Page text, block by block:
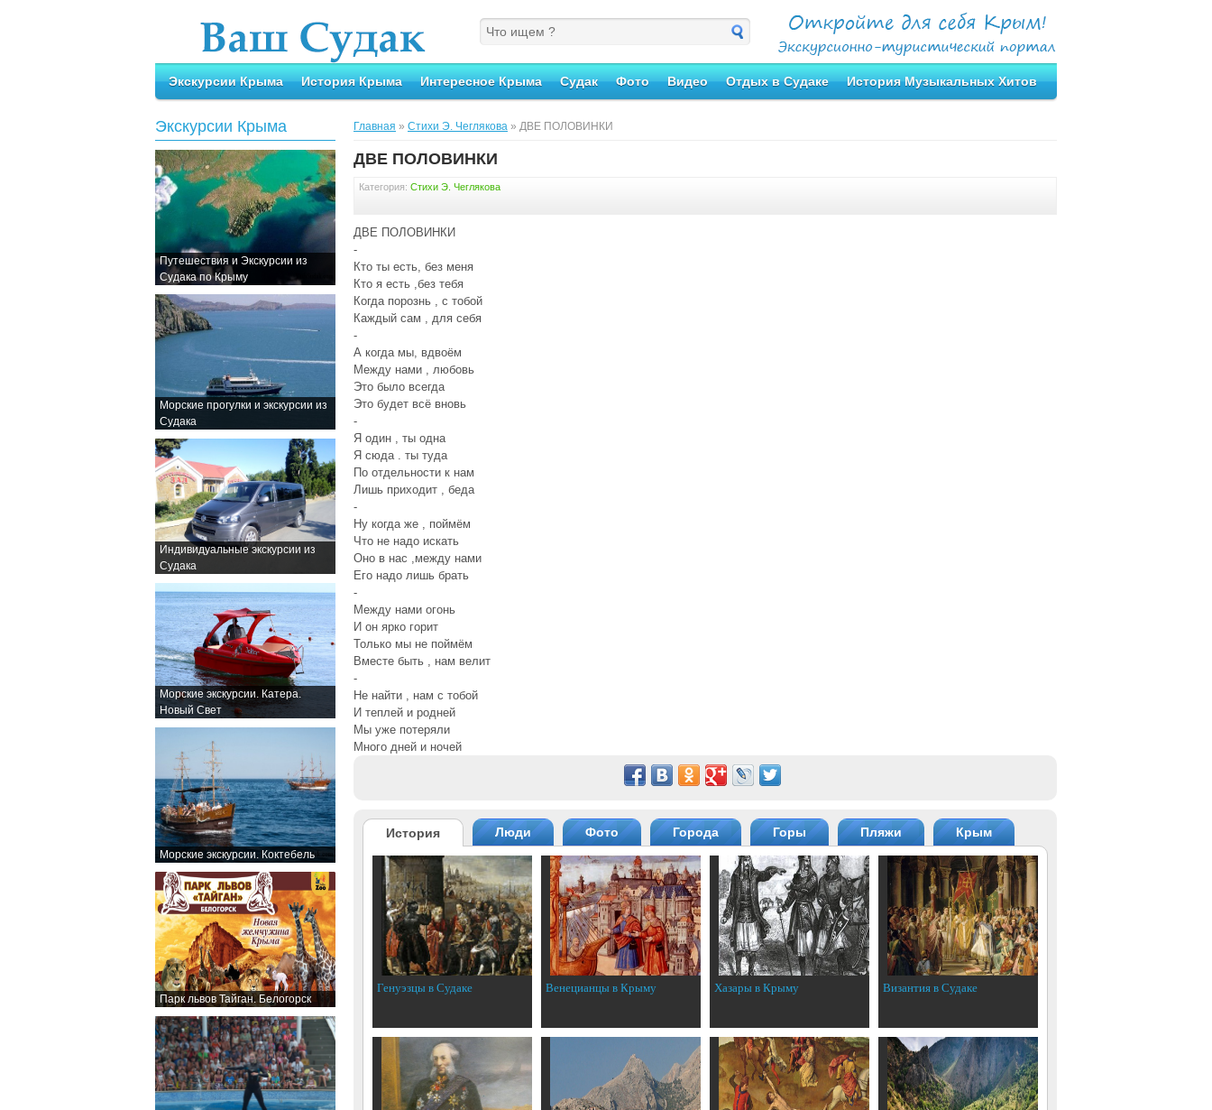
Экскурсии Крыма История Крыма Интересное Крыма Судак Фото Видео Отдых в Судаке История Музыкальных Хитов
Экскурсии Крыма
Путешествия и Экскурсии из
Судака по Крыму
Морские прогулки и экскурсии из
Судака
Индивидуальные экскурсии из
Судака
Морские экскурсии. Катера.
Новый Свет
Морские экскурсии. Коктебель
Парк львов Тайган. Белогорск
Главная » Стихи Э. Чеглякова » ДВЕ ПОЛОВИНКИ
ДВЕ ПОЛОВИНКИ
Категория: Стихи Э. Чеглякова
ДВЕ ПОЛОВИНКИ
-
Кто ты есть, без меня
Кто я есть ,без тебя
Когда порознь , с тобой
Каждый сам , для себя
-
А когда мы, вдвоём
Между нами , любовь
Это было всегда
Это будет всё вновь
-
Я один , ты одна
Я сюда . ты туда
По отдельности к нам
Лишь приходит , беда
-
Ну когда же , поймём
Что не надо искать
Оно в нас ,между нами
Его надо лишь брать
-
Между нами огонь
И он ярко горит
Только мы не поймём
Вместе быть , нам велит
-
Не найти , нам с тобой
И теплей и родней
Мы уже потеряли
Много дней и ночей
История Люди Фото Города Горы Пляжи Крым
Генуэзцы в Судаке Венецианцы в Крыму Хазары в Крыму Византия в Судаке